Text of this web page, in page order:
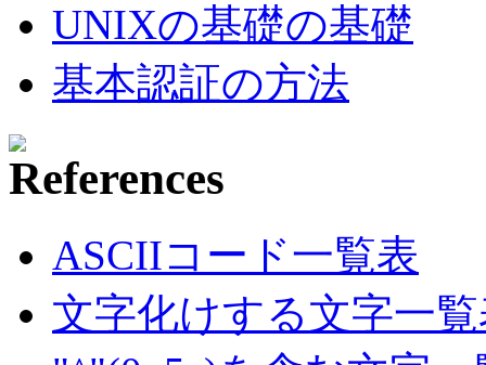
UNIXの基礎の基礎
基本認証の方法
ASCIIコード一覧表
文字化けする文字一